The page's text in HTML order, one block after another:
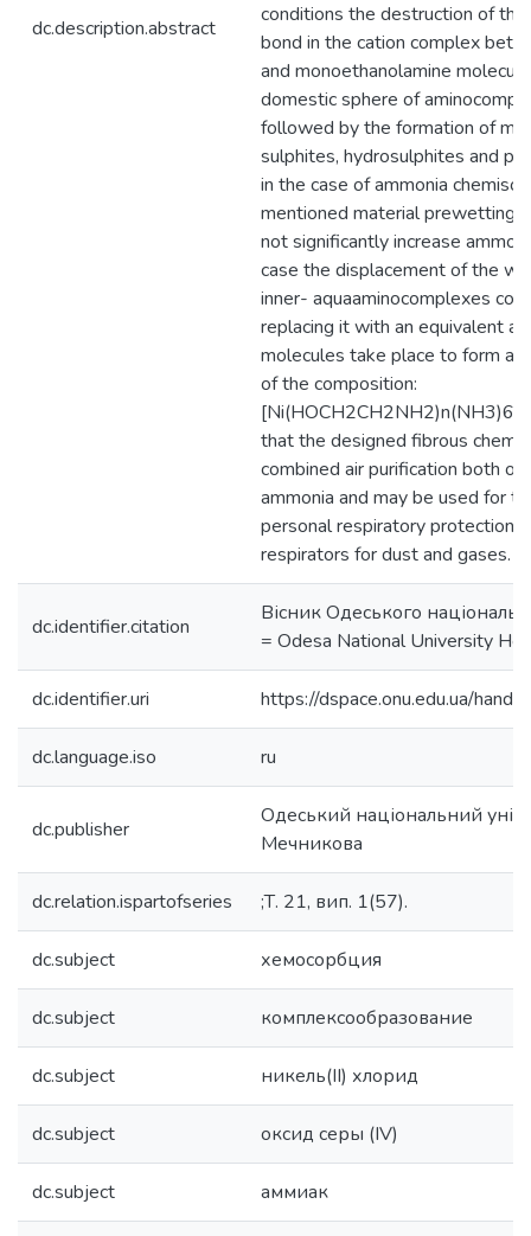
dc.description.abstract
conditions the destruction of
bond in the cation complex
and monoethanolamine
domestic sphere of
followed by the formation of
sulphites, hydrosulphites and
in the case of ammonia
mentioned material prewetting
not significantly increase
case the displacement of the
inner- aquaaminocomplexes
replacing it with an equivalent
molecules take place to form a
of the composition:
that the designed fibrous
combined air purification both
ammonia and may be used for
personal respiratory protection
respirators for dust and gases.
dc.identifier.citation
Вісник Одеського
= Odesa National University
dc.identifier.uri https://dspace.onu.edu.ua/
dc.language.iso ru
dc.publisher
Одеський національний
Мечникова
dc.relation.ispartofseries ;Т. 21, вип. 1(57).
dc.subject хемосорбция
dc.subject комплексообразование
dc.subject никель(II) хлорид
dc.subject оксид серы (IV)
dc.subject аммиак